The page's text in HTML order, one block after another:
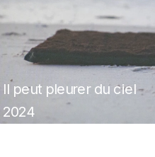
Il peut pleurer du ciel
2024